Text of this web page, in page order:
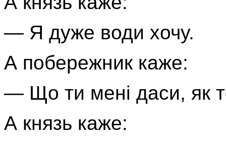
— Я дуже води хочу.
А побережник каже:
— Що ти мені даси, як
А князь каже: